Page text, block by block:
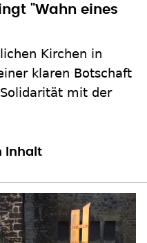
Kirchen in
klaren Botschaft
mit der